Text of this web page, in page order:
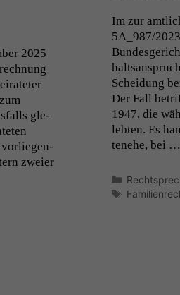
2025
gle­
vor­liegen­
zweier
Im zur
5A_987/
Schei­dung
Der Fall
1947, die
lebten. Es
tene­he, bei …
Kategorien